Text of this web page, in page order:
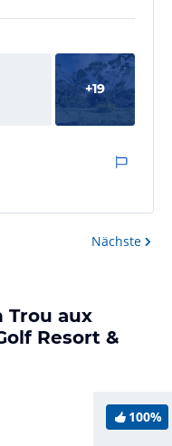
+19
Nächste
Trou aux
Resort &
100%